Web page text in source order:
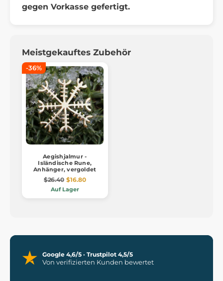
gegen Vorkasse gefertigt.
Meistgekauftes Zubehör
-36%
Aegishjalmur -
Isländische Rune,
Anhänger, vergoldet
$26.40 $16.80
Auf Lager
Google 4,6/5 · Trustpilot 4,5/5
Von verifizierten Kunden bewertet